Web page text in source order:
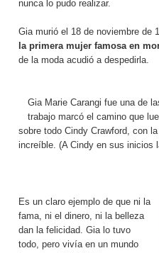
nunca lo pudo realizar.
Gia murió el 18 de noviembre de
la primera mujer famosa en
de la moda acudió a despedirla.
Gia Marie Carangi fue una de
trabajo marcó el camino que
sobre todo Cindy Crawford, con
increíble. (A Cindy en sus inicios
Es un claro ejemplo de que ni la
fama, ni el dinero, ni la belleza
dan la felicidad. Gia lo tuvo
todo, pero vivía en un mundo